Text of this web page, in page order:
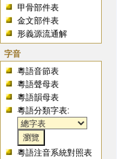
甲骨部件表
金文部件表
形義源流通解
字音
粵語音節表
粵語聲母表
粵語韻母表
粵語分類字表:
粵語注音系統對照表